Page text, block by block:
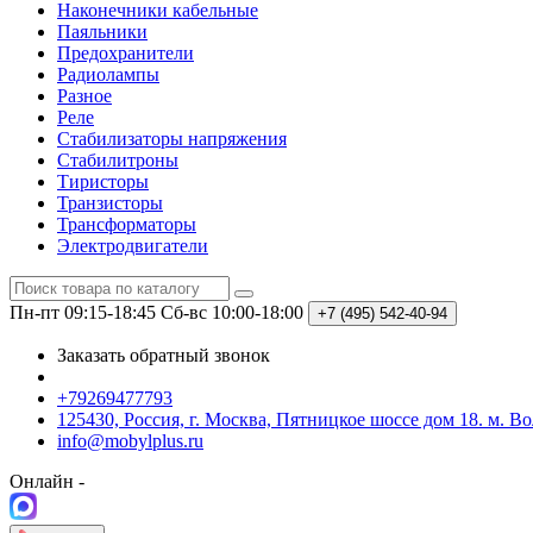
Наконечники кабельные
Паяльники
Предохранители
Радиолампы
Разное
Реле
Стабилизаторы напряжения
Стабилитроны
Тиристоры
Транзисторы
Трансформаторы
Электродвигатели
Пн-пт 09:15-18:45 Сб-вс 10:00-18:00 +7 (495) 542-40-94
Заказать обратный звонок
+79269477793
125430, Россия, г. Москва, Пятницкое шоссе дом 18. м.
info@mobylplus.ru
Онлайн -